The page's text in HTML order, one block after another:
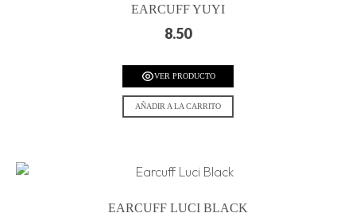
EARCUFF YUYI
8.50
VER PRODUCTO
AÑADIR A LA CARRITO
EARCUFF LUCI BLACK